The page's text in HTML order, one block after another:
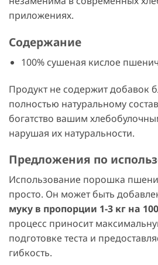
приложениях.
Содержание
100% сушеная кислое
Продукт не содержит добавок
полностью натуральному
богатство вашим
нарушая их натуральности.
Предложения по
Использование порошка
просто. Он может быть
муку в пропорции 1-3 кг на
процесс приносит
подготовке теста и
гибкость.